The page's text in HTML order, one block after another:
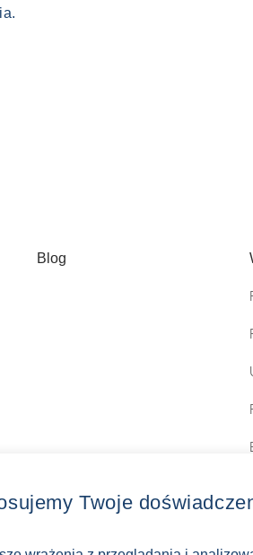
Blog
Twoje